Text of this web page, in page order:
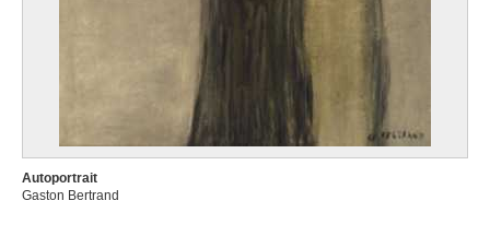
Autoportrait
Gaston Bertrand